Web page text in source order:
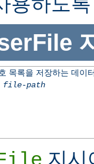
목록을 저장하는 데이
file-path
지시